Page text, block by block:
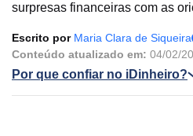
surpresas financeiras com as
Escrito por Maria Clara de Siqueira
Conteúdo atualizado em: 04/02/
Por que confiar no iDinheiro?